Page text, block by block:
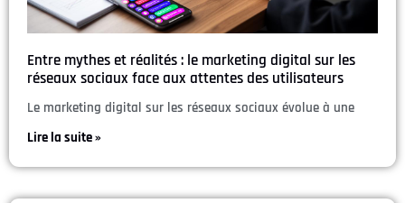
Entre mythes et réalités : le marketing digital sur les
réseaux sociaux face aux attentes des utilisateurs
Le marketing digital sur les réseaux sociaux évolue à une
Lire la suite »